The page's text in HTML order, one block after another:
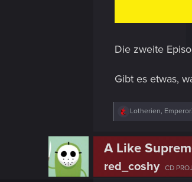
Die zweite
Gibt es etwas,
R
c
t
o
n
Lotherien,
A Like
red_coshy CD